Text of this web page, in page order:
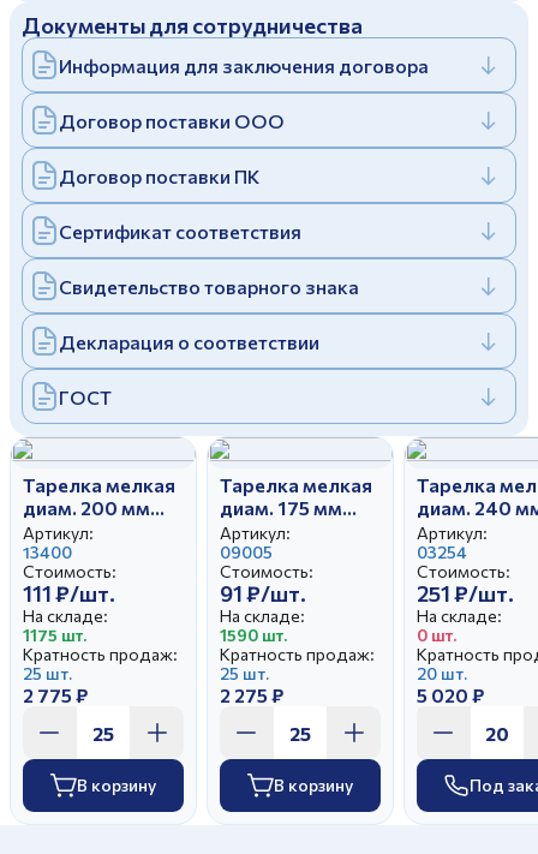
Отправить
Заполняя и отправляя форму, вы соглашаетесь
cполитикой конфиденциальности
Заполняя и отправляя форму, вы соглашаетесь
cполитикой конфиденциальности
Дулевский фарфоровый завод ©
Политика конфиденциальности
Документы для сотрудничества
Информация для заключения договора
Договор поставки ООО
Договор поставки ПК
Сертификат соответствия
Свидетельство товарного знака
Декларация о соответствии
ГОСТ
Тарелка мелкая
диам. 200 мм
Гладкий край
Ежик (25)
Артикул:
13400
Стоимость:
111 ₽/шт.
На складе:
1175 шт.
Кратность продаж:
25 шт.
2 775 ₽
В корзину
Тарелка мелкая
диам. 175 мм
Вырезной край
Натали
Артикул:
09005
Стоимость:
91 ₽/шт.
На складе:
1590 шт.
Кратность продаж:
25 шт.
2 275 ₽
В корзину
Тарелка
диам. 240
Вырезной
Отводка
золотом
Артикул:
03254
Стоимость:
251 ₽/шт.
На складе:
0 шт.
Кратность
20 шт.
5 020 ₽
Под